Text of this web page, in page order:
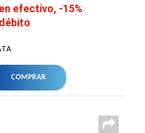
efectivo, -15%